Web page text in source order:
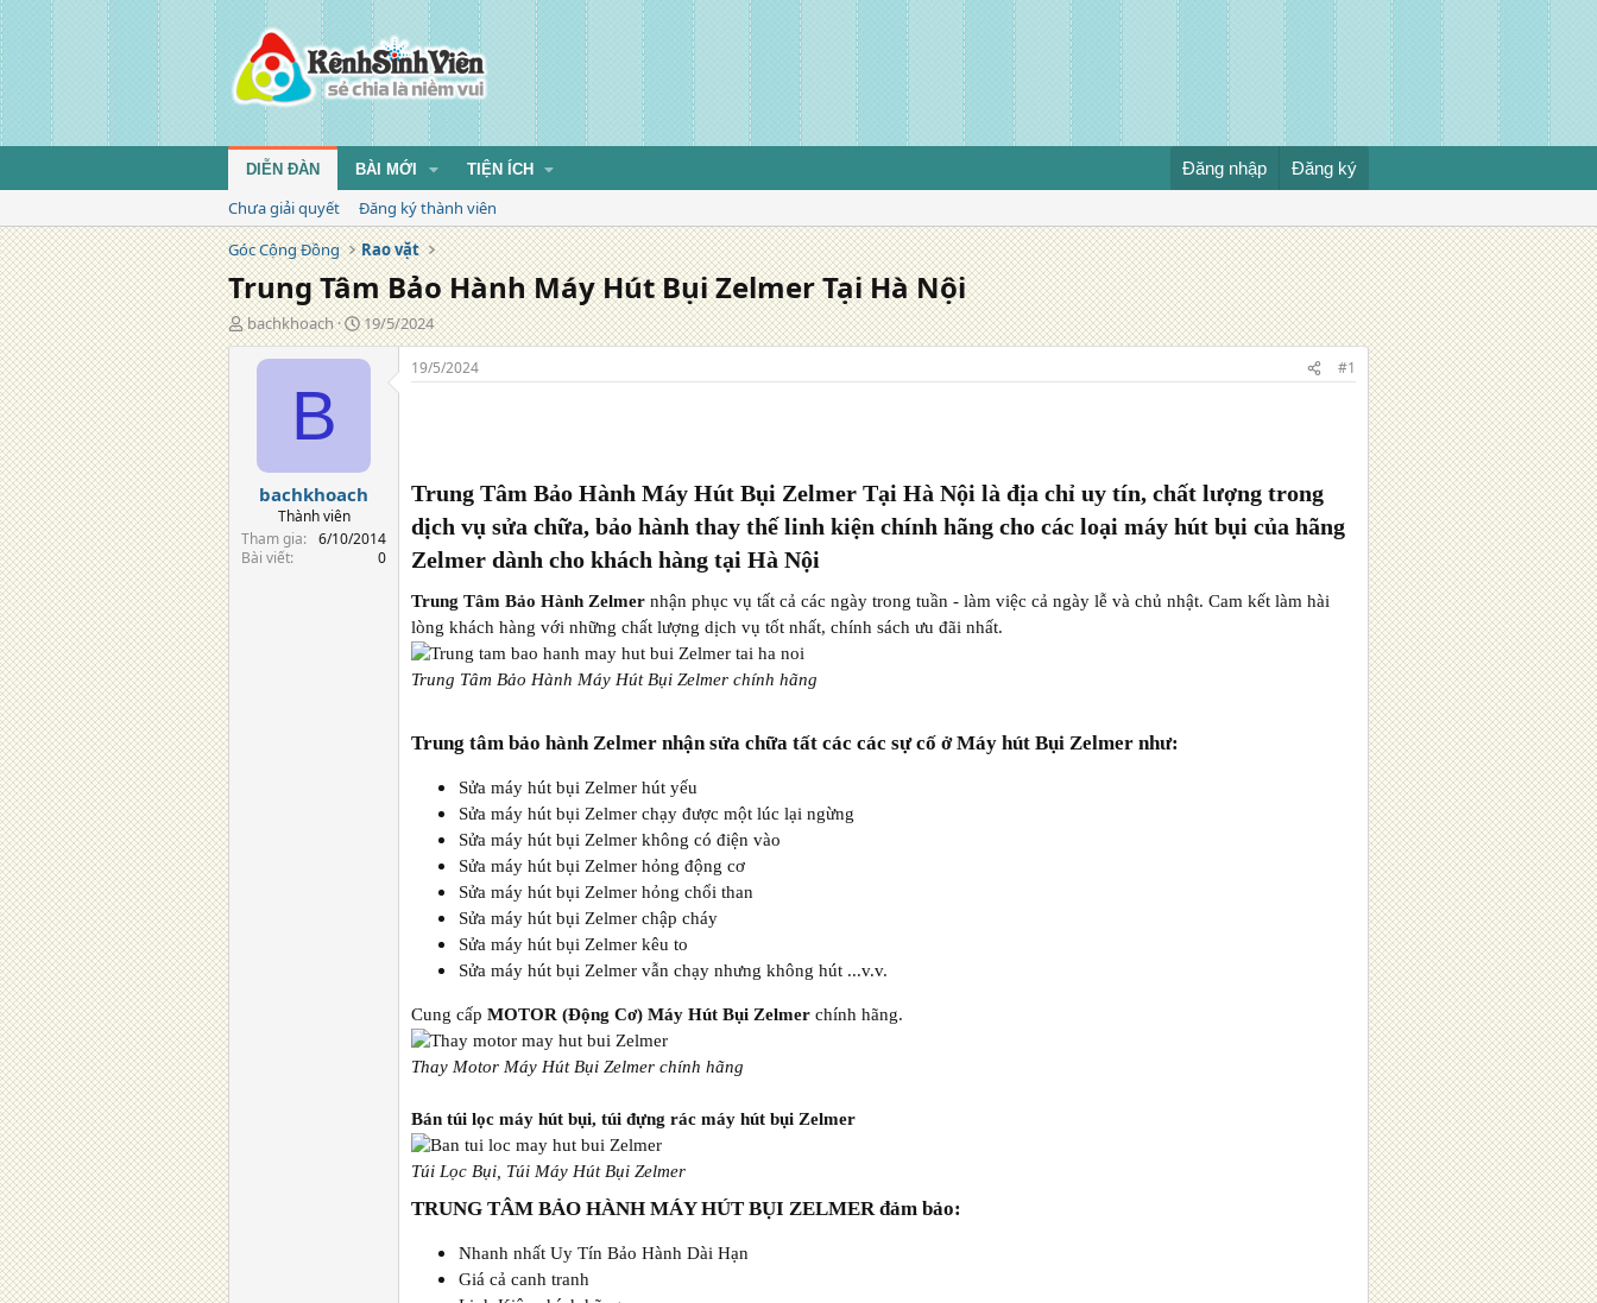
DIỄN ĐÀN BÀI MỚI TIỆN ÍCH Đăng nhập Đăng ký
Chưa giải quyết
Đăng ký thành viên
Góc Cộng Đồng
Rao vặt
Trung Tâm Bảo Hành Máy Hút Bụi Zelmer Tại Hà Nội
T
á
bachkhoach
N
g
à
g
19/5/2024
B
bachkhoach
Thành viên
Tham gia
6/10/2014
Bài viết
0
19/5/2024 #1
Trung Tâm Bảo Hành Máy Hút Bụi Zelmer Tại Hà Nội là địa chỉ uy tín, chất lượng trong
dịch vụ sửa chữa, bảo hành thay thế linh kiện chính hãng cho các loại máy hút bụi của hãng
Zelmer dành cho khách hàng tại Hà Nội
Trung Tâm Bảo Hành Zelmer nhận phục vụ tất cả các ngày trong tuần - làm việc cả ngày lễ và chủ nhật. Cam kết làm hài
lòng khách hàng với những chất lượng dịch vụ tốt nhất, chính sách ưu đãi nhất.
Trung Tâm Bảo Hành Máy Hút Bụi Zelmer chính hãng
Trung tâm bảo hành Zelmer nhận sửa chữa tất các các sự cố ở Máy hút Bụi Zelmer như:
Sửa máy hút bụi Zelmer hút yếu
Sửa máy hút bụi Zelmer chạy được một lúc lại ngừng
Sửa máy hút bụi Zelmer không có điện vào
Sửa máy hút bụi Zelmer hỏng động cơ
Sửa máy hút bụi Zelmer hỏng chổi than
Sửa máy hút bụi Zelmer chập cháy
Sửa máy hút bụi Zelmer kêu to
Sửa máy hút bụi Zelmer vẫn chạy nhưng không hút ...v.v.
Cung cấp MOTOR (Động Cơ) Máy Hút Bụi Zelmer chính hãng.
Thay Motor Máy Hút Bụi Zelmer chính hãng
Bán túi lọc máy hút bụi, túi đựng rác máy hút bụi Zelmer
Túi Lọc Bụi, Túi Máy Hút Bụi Zelmer
TRUNG TÂM BẢO HÀNH MÁY HÚT BỤI ZELMERđảm bảo:
Nhanh nhất Uy Tín Bảo Hành Dài Hạn
Giá cả canh tranh